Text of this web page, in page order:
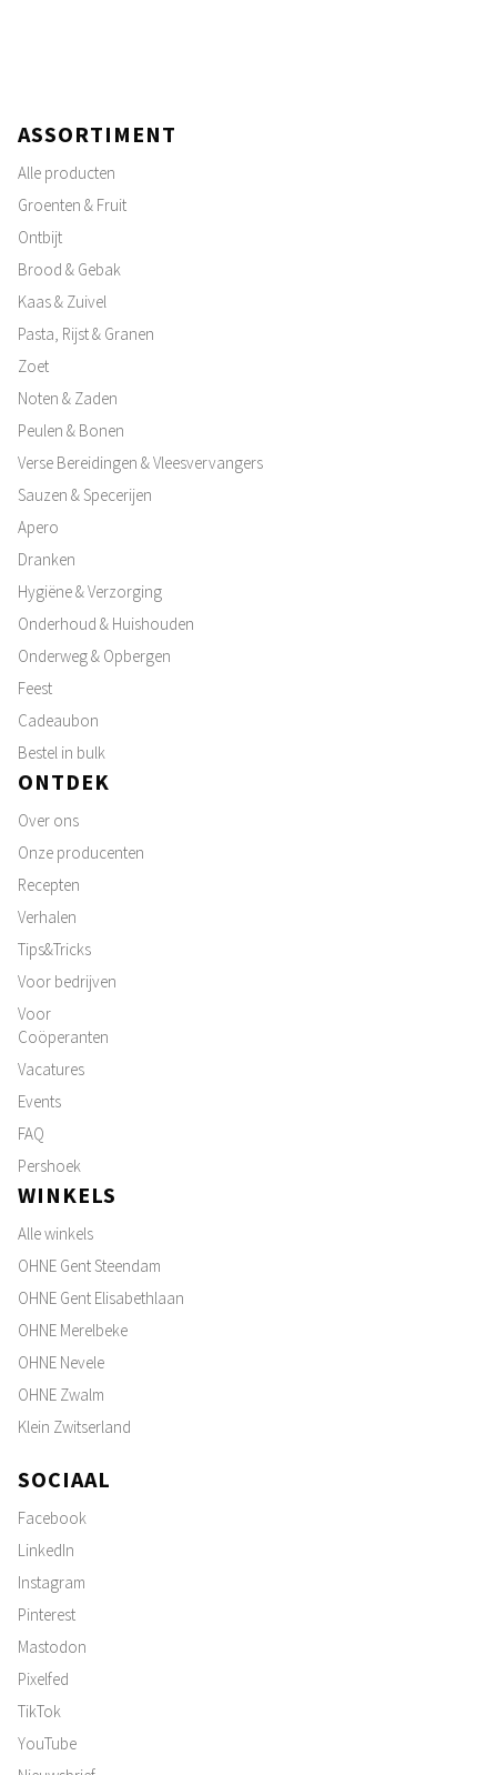
ASSORTIMENT
Alle producten
Groenten & Fruit
Ontbijt
Brood & Gebak
Kaas & Zuivel
Pasta, Rijst & Granen
Zoet
Noten & Zaden
Peulen & Bonen
Verse Bereidingen & Vleesvervangers
Sauzen & Specerijen
Apero
Dranken
Hygiëne & Verzorging
Onderhoud & Huishouden
Onderweg & Opbergen
Feest
Cadeaubon
Bestel in bulk
ONTDEK
Over ons
Onze producenten
Recepten
Verhalen
Tips&Tricks
Voor bedrijven
Voor
Coöperanten
Vacatures
Events
FAQ
Pershoek
WINKELS
Alle winkels
OHNE Gent Steendam
OHNE Gent Elisabethlaan
OHNE Merelbeke
OHNE Nevele
OHNE Zwalm
Klein Zwitserland
SOCIAAL
Facebook
LinkedIn
Instagram
Pinterest
Mastodon
Pixelfed
TikTok
YouTube